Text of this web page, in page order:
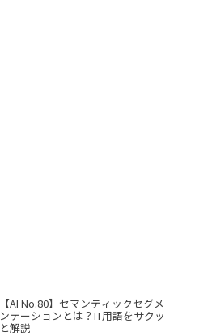
【AI No.80】セマンティックセグメ
ンテーションとは？IT用語をサクッ
と解説